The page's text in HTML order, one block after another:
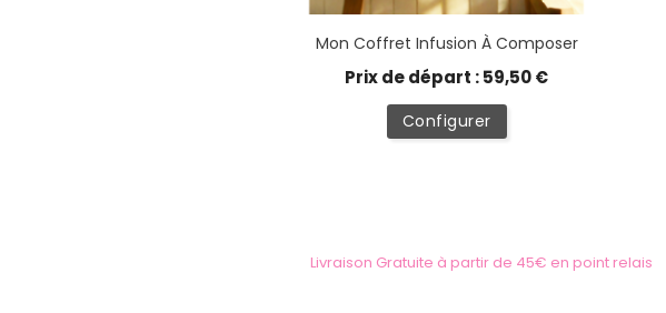
Mon Coffret Infusion À Composer
Prix de départ : 59,50 €
Configurer
Livraison Gratuite à partir de 45€ en point relais